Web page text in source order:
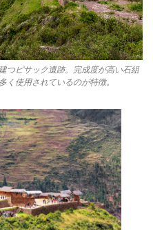
つピサック遺跡。完成度が高い石組
く使用されているのが特徴。